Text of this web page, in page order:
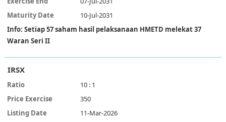
10-Jul-2031
Info: Setiap 57 saham hasil pelaksanaan HMETD melekat 37
Waran Seri II
IRSX
10 : 1
350
11-Mar-2026